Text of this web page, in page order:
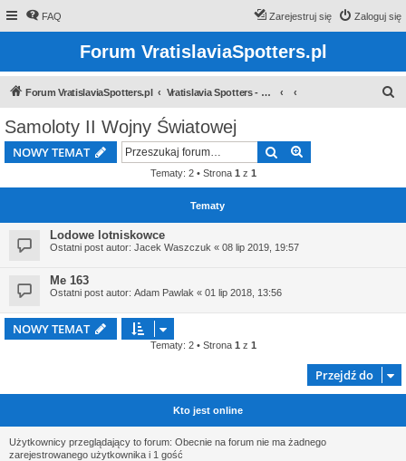
FAQ Zaloguj się
Zarejestruj się
Forum VratislaviaSpotters.pl
Forum VratislaviaSpotters.pl Vratislavia Spotters - Wroclawska grupa spotterska
Samoloty II Wojny Światowej
NOWY TEMAT Szukaj
Tematy: 2 • Strona 1 z 1
Tematy
Lodowe lotniskowce
Ostatni post autor: Jacek Waszczuk « 08 lip 2019, 19:57
Me 163
Ostatni post autor: Adam Pawlak « 01 lip 2018, 13:56
NOWY TEMAT
Tematy: 2 • Strona 1 z 1
Przejdź do
Kto jest online
Użytkownicy przeglądający to forum: Obecnie na forum nie ma żadnego
zarejestrowanego użytkownika i 1 gość